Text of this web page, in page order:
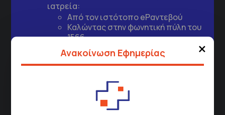
×
Ανακοίνωση Εφημερίας
ιατρεία:
Από τον ιστότοποeΡαντεβού
Καλώντας στην φωνητική πύλη του
1566
Μέσω της εφαρμογής "MyHealth
App"
ΓΝΑ Νοσοκομείο Σισμανόγλειο - Αμαλία Φλέμιγκ